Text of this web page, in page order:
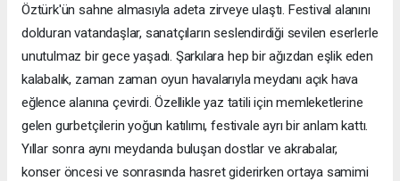
Öztürk'ün sahne almasıyla adeta zirveye ulaştı. Festival alanını
dolduran vatandaşlar, sanatçıların seslendirdiği sevilen eserlerle
unutulmaz bir gece yaşadı. Şarkılara hep bir ağızdan eşlik eden
kalabalık, zaman zaman oyun havalarıyla meydanı açık hava
eğlence alanına çevirdi. Özellikle yaz tatili için memleketlerine
gelen gurbetçilerin yoğun katılımı, festivale ayrı bir anlam kattı.
Yıllar sonra aynı meydanda buluşan dostlar ve akrabalar,
konser öncesi ve sonrasında hasret giderirken ortaya samimi